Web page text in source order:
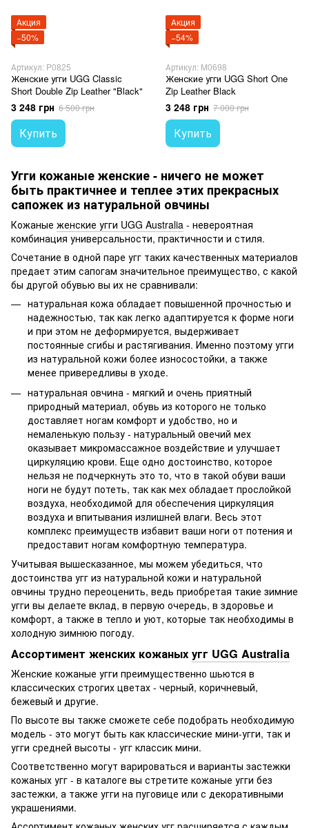
Акция
−50%
Артикул: P0825
Женские угги UGG Classic
Short Double Zip Leather "Black"
3 248 грн 6 500 грн
Купить
Акция
−54%
Артикул: M0698
Женские угги UGG Short One
Zip Leather Black
3 248 грн 7 000 грн
Купить
Угги кожаные женские - ничего не может
быть практичнее и теплее этих прекрасных
сапожек из натуральной овчины
Кожаные женские угги UGG Australia - невероятная
комбинация универсальности, практичности и стиля.
Сочетание в одной паре угг таких качественных материалов
предает этим сапогам значительное преимущество, с какой
бы другой обувью вы их не сравнивали:
натуральная кожа обладает повышенной прочностью и
надежностью, так как легко адаптируется к форме ноги
и при этом не деформируется, выдерживает
постоянные сгибы и растягивания. Именно поэтому угги
из натуральной кожи более износостойки, а также
менее привередливы в уходе.
натуральная овчина - мягкий и очень приятный
природный материал, обувь из которого не только
доставляет ногам комфорт и удобство, но и
немаленькую пользу - натуральный овечий мех
оказывает микромассажное воздействие и улучшает
циркуляцию крови. Еще одно достоинство, которое
нельзя не подчеркнуть это то, что в такой обуви ваши
ноги не будут потеть, так как мех обладает прослойкой
воздуха, необходимой для обеспечения циркуляция
воздуха и впитывания излишней влаги. Весь этот
комплекс преимуществ избавит ваши ноги от потения и
предоставит ногам комфортную температура.
Учитывая вышесказанное, мы можем убедиться, что
достоинства угг из натуральной кожи и натуральной
овчины трудно переоценить, ведь приобретая такие зимние
угги вы делаете вклад, в первую очередь, в здоровье и
комфорт, а также в тепло и уют, которые так необходимы в
холодную зимнюю погоду.
Ассортимент женских кожаных угг UGG Australia
Женские кожаные угги преимущественно шьются в
классических строгих цветах - черный, коричневый,
бежевый и другие.
По высоте вы также сможете себе подобрать необходимую
модель - это могут быть как классические мини-угги, так и
угги средней высоты - угг классик мини.
Соответственно могут варироваться и варианты застежки
кожаных угг - в каталоге вы стретите кожаные угги без
застежки, а также угги на пуговице или с декоративными
украшениями.